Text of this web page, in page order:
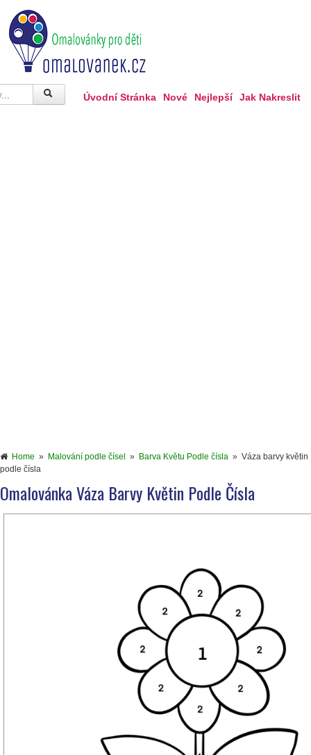
Úvodní Stránka Nové Nejlepší Jak Nakreslit
Home » Malování podle čísel » Barva Květu Podle čísla » Váza barvy květin
podle čísla
Omalovánka Váza Barvy Květin Podle Čísla